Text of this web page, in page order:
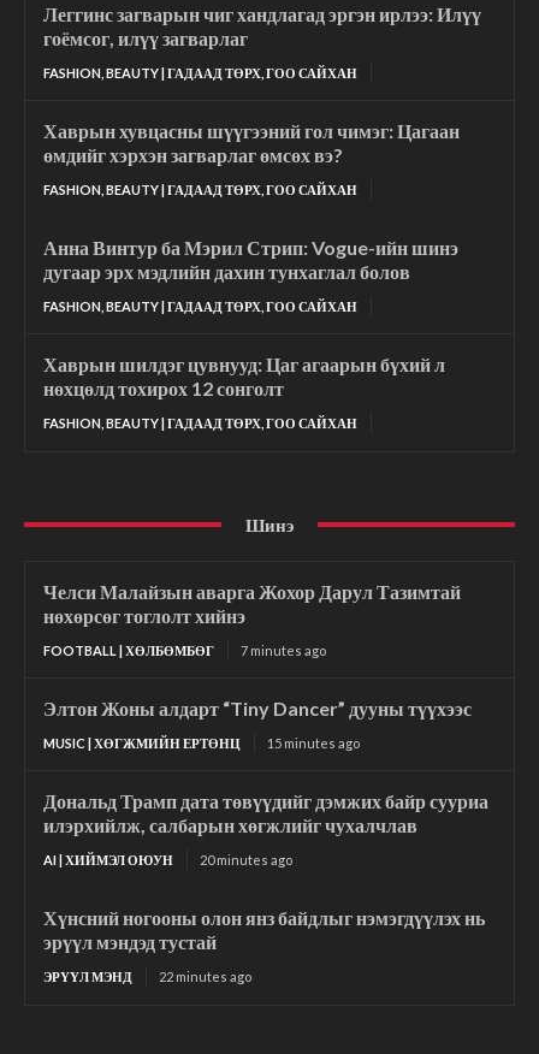
Леггинс загварын чиг хандлагад эргэн ирлээ: Илүү
гоёмсог, илүү загварлаг
FASHION, BEAUTY | ГАДААД ТӨРХ, ГОО САЙХАН
Хаврын хувцасны шүүгээний гол чимэг: Цагаан
өмдийг хэрхэн загварлаг өмсөх вэ?
FASHION, BEAUTY | ГАДААД ТӨРХ, ГОО САЙХАН
Анна Винтур ба Мэрил Стрип: Vogue-ийн шинэ
дугаар эрх мэдлийн дахин тунхаглал болов
FASHION, BEAUTY | ГАДААД ТӨРХ, ГОО САЙХАН
Хаврын шилдэг цувнууд: Цаг агаарын бүхий л
нөхцөлд тохирох 12 сонголт
FASHION, BEAUTY | ГАДААД ТӨРХ, ГОО САЙХАН
Шинэ
Челси Малайзын аварга Жохор Дарул Тазимтай
нөхөрсөг тоглолт хийнэ
FOOTBALL | ХӨЛБӨМБӨГ 7 minutes ago
Элтон Жоны алдарт “Tiny Dancer” дууны түүхээс
MUSIC | ХӨГЖМИЙН ЕРТӨНЦ 15 minutes ago
Дональд Трамп дата төвүүдийг дэмжих байр сууриа
илэрхийлж, салбарын хөгжлийг чухалчлав
AI | ХИЙМЭЛ ОЮУН 20 minutes ago
Хүнсний ногооны олон янз байдлыг нэмэгдүүлэх нь
эрүүл мэндэд тустай
ЭРҮҮЛ МЭНД 22 minutes ago